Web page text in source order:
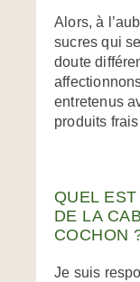
Alors, à
sucres qui
doute
entretenus
produits
QUEL
DE LA
COCHON
Je suis